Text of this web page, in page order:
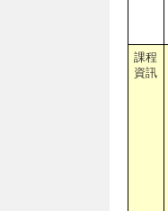
課程
資訊